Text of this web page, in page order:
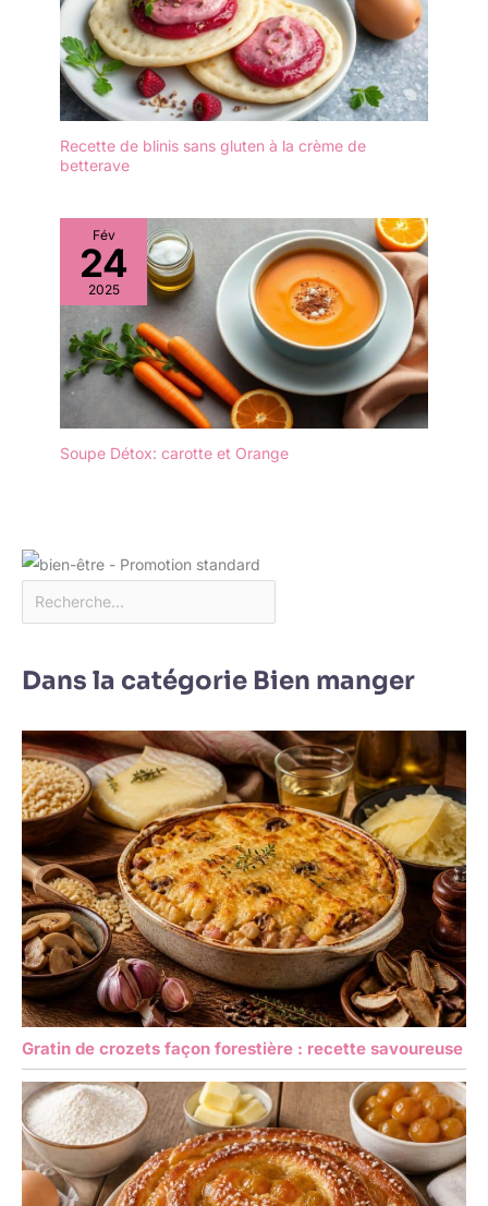
sirops, des vinaigrettes,
des collations ou
d'autres plats délicieux.
Recette de blinis sans gluten à la crème de
betterave
Fév
24
2025
Soupe Détox: carotte et Orange
Dans la catégorie Bien manger
Gratin de crozets façon forestière : recette savoureuse